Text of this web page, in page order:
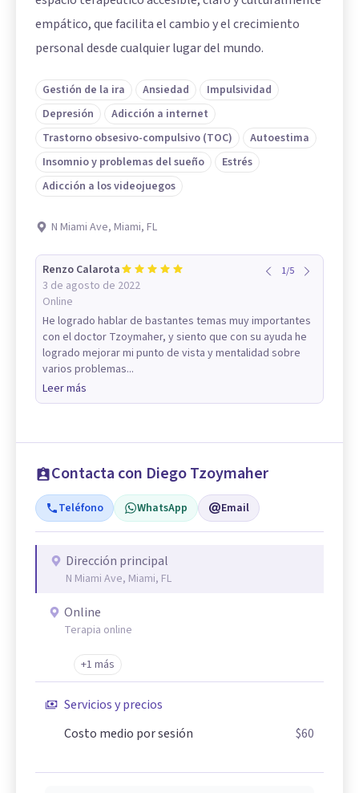
empático, que facilita el cambio y el crecimiento
personal desde cualquier lugar del mundo.
Gestión de la ira Ansiedad
Impulsividad
Depresión
Adicción a internet
Trastorno obsesivo-compulsivo (TOC)
Autoestima
Insomnio y problemas del sueño
Estrés
Adicción a los videojuegos
N Miami Ave, Miami, FL
Renzo Calarota
3 de agosto de 2022
Online
1/5
He logrado hablar de bastantes temas muy importantes
con el doctor Tzoymaher, y siento que con su ayuda he
logrado mejorar mi punto de vista y mentalidad sobre
varios problemas...
Leer más
Contacta con Diego Tzoymaher
Teléfono WhatsApp Email
Dirección principal
N Miami Ave, Miami, FL
Online
Terapia online
+1 más
Servicios y precios
Costo medio por sesión
$60